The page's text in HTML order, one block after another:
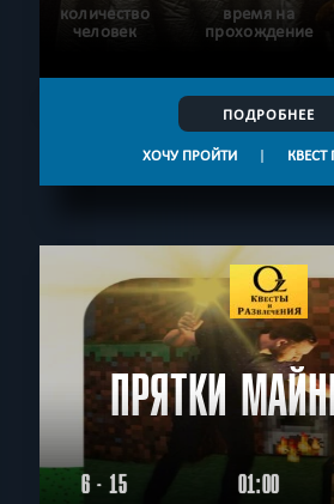
количество
человек
время на
прохождение
ПОДРОБНЕЕ
ХОЧУ ПРОЙТИ |
ПРЯТКИ
6 - 15 01:00